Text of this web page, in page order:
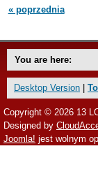
« poprzednia
You are here:
Desktop Version |
Copyright © 2026 13
Designed by
Joomla! jest wolnym